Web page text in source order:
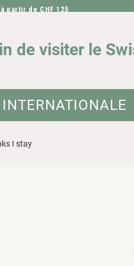
AU CONTENU
partir de CHF 125
de visiter le
I stay